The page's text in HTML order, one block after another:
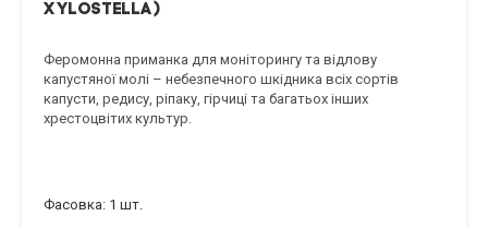
xylostella)
Феромонна приманка для моніторингу та відлову
капустяної молі – небезпечного шкідника всіх сортів
капусти, редису, ріпаку, гірчиці та багатьох інших
хрестоцвітих культур.
Фасовка: 1 шт.